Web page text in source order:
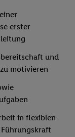
erster
und
motivieren
in flexiblen